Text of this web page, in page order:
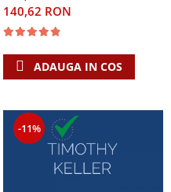
140,62 RON
ADAUGA IN COS
-11%